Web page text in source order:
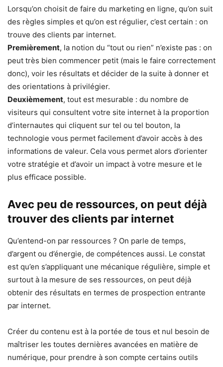
Lorsqu’on choisit de faire du marketing en ligne, qu’on suit
des règles simples et qu’on est régulier, c’est certain : on
trouve des clients par internet.
Premièrement, la notion du “tout ou rien” n’existe pas : on
peut très bien commencer petit (mais le faire correctement
donc), voir les résultats et décider de la suite à donner et
des orientations à privilégier.
Deuxièmement, tout est mesurable : du nombre de
visiteurs qui consultent votre site internet à la proportion
d’internautes qui cliquent sur tel ou tel bouton, la
technologie vous permet facilement d’avoir accès à des
informations de valeur. Cela vous permet alors d’orienter
votre stratégie et d’avoir un impact à votre mesure et le
plus efficace possible.
Avec peu de ressources, on peut déjà
trouver des clients par internet
Qu’entend-on par ressources ? On parle de temps,
d’argent ou d’énergie, de compétences aussi. Le constat
est qu’en s’appliquant une mécanique régulière, simple et
surtout à la mesure de ses ressources, on peut déjà
obtenir des résultats en termes de prospection entrante
par internet.
Créer du contenu est à la portée de tous et nul besoin de
maîtriser les toutes dernières avancées en matière de
numérique, pour prendre à son compte certains outils